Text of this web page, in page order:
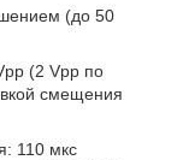
(до 50
(2 Vpp по
смещения
110 мкс